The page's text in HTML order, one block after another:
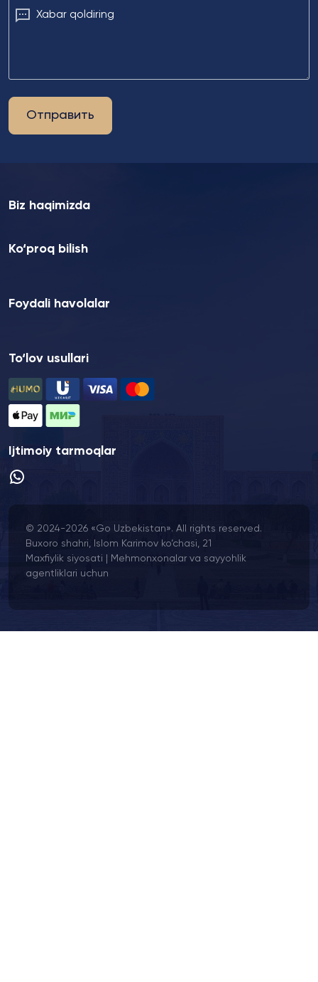
Xabar qoldiring
Отправить
Biz haqimizda
Ko‘proq bilish
Foydali havolalar
To‘lov usullari
Ijtimoiy tarmoqlar
© 2024-2026 «Go Uzbekistan». All rights reserved.
Buxoro shahri, Islom Karimov ko‘chasi, 21
Maxfiylik siyosati
Mehmonxonalar va sayyohlik
agentliklari uchun